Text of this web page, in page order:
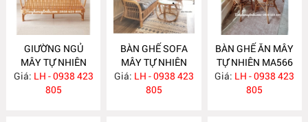
GIƯỜNG NGỦ
MÂY TỰ NHIÊN
MA583
Giá: LH - 0938 423
805
BÀN GHẾ SOFA
MÂY TỰ NHIÊN
MA568
Giá: LH - 0938 423
805
BÀN GHẾ ĂN MÂY
TỰ NHIÊN MA566
Giá: LH - 0938 423
805